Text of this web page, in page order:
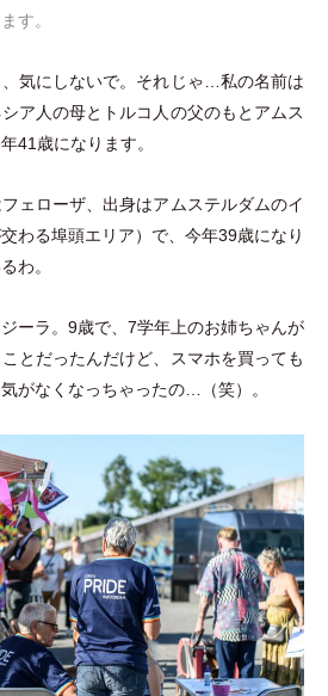
す。
、気にしないで。それじゃ…私の名前は
ア人の母とトルコ人の父のもとアムス
41歳になります。
ェローザ、出身はアムステルダムのイ
わる埠頭エリア） で、今年39歳になり
わ。
ーラ。9歳で、7学年上のお姉ちゃんが
とだったんだけど、スマホを買っても
がなくなっちゃったの…
（笑） 。